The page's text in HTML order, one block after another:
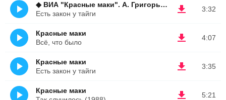
3:32
◆ ВИА "Красные маки". А. Григорьев
Есть закон у тайги
4:07
Красные маки
Всё, что было
3:35
Красные маки
Есть закон у тайги
5:21
Красные маки